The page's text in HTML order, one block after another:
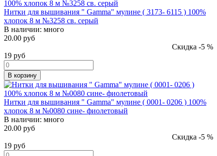
Нитки для вышивания " Gamma" мулине ( 3173- 6115 ) 100%
хлопок 8 м №3258 св. серый
В наличии: много
20.00 руб
Скидка -5 %
19 руб
В корзину
Нитки для вышивания " Gamma" мулине ( 0001- 0206 ) 100%
хлопок 8 м №0080 сине- фиолетовый
В наличии: много
20.00 руб
Скидка -5 %
19 руб